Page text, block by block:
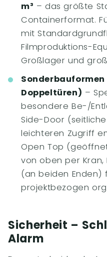
m³ – das größte
Containerformat.
mit
Filmproduktions-
Großlager und
Sonderbauformen
Doppeltüren) –
besondere Be-/
Side-Door
leichteren Zugriff
Open Top
von oben per
(an beiden Enden)
projektbezogen
Sicherheit –
Alarm